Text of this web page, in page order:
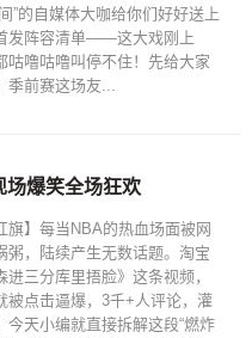
”的自媒体大咖给你们好好送上
发阵容清单——这大戏刚上
咕噜咕噜叫停不住！先给大家
季前赛这场友...
场爆笑全场狂欢
旗】每当NBA的热血场面被网
粥，陆续产生无数话题。淘宝
进三分库里捂脸》这条视频，
被点击逼爆，3千+人评论，灌
今天小编就直接拆解这段“燃炸